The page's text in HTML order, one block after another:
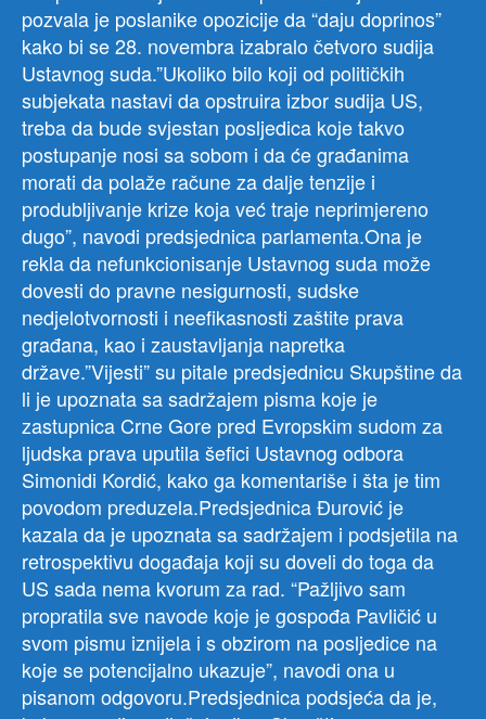
pozvala je poslanike opozicije da “daju doprinos”
kako bi se 28. novembra izabralo četvoro sudija
Ustavnog suda.”Ukoliko bilo koji od političkih
subjekata nastavi da opstruira izbor sudija US,
treba da bude svjestan posljedica koje takvo
postupanje nosi sa sobom i da će građanima
morati da polaže račune za dalje tenzije i
produbljivanje krize koja već traje neprimjereno
dugo”, navodi predsjednica parlamenta.Ona je
rekla da nefunkcionisanje Ustavnog suda može
dovesti do pravne nesigurnosti, sudske
nedjelotvornosti i neefikasnosti zaštite prava
građana, kao i zaustavljanja napretka
države.”Vijesti” su pitale predsjednicu Skupštine da
li je upoznata sa sadržajem pisma koje je
zastupnica Crne Gore pred Evropskim sudom za
ljudska prava uputila šefici Ustavnog odbora
Simonidi Kordić, kako ga komentariše i šta je tim
povodom preduzela.Predsjednica Đurović je
kazala da je upoznata sa sadržajem i podsjetila na
retrospektivu događaja koji su doveli do toga da
US sada nema kvorum za rad. “Pažljivo sam
propratila sve navode koje je gospođa Pavličić u
svom pismu iznijela i s obzirom na posljedice na
koje se potencijalno ukazuje”, navodi ona u
pisanom odgovoru.Predsjednica podsjeća da je,